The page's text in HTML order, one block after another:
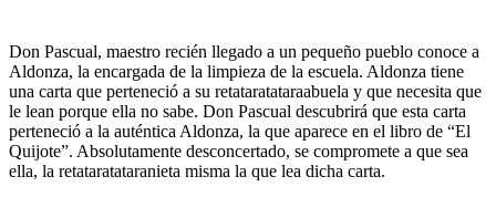
Don Pascual, maestro recién llegado a un pequeño pueblo conoce a
Aldonza, la encargada de la limpieza de la escuela. Aldonza tiene
una carta que perteneció a su retataratataraabuela y que necesita que
le lean porque ella no sabe. Don Pascual descubrirá que esta carta
perteneció a la auténtica Aldonza, la que aparece en el libro de “El
Quijote”. Absolutamente desconcertado, se compromete a que sea
ella, la retataratataranieta misma la que lea dicha carta.